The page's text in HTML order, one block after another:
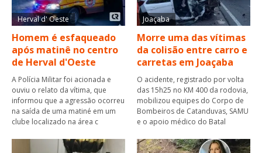
Herval d' Oeste
Homem é esfaqueado
após matinê no centro
de Herval d'Oeste
A Polícia Militar foi acionada e
ouviu o relato da vítima, que
informou que a agressão ocorreu
na saída de uma matiné em um
clube localizado na área c
Joaçaba
Morre uma das vítimas
da colisão entre carro e
carretas em Joaçaba
O acidente, registrado por volta
das 15h25 no KM 400 da rodovia,
mobilizou equipes do Corpo de
Bombeiros de Catanduvas, SAMU
e o apoio médico do Batal